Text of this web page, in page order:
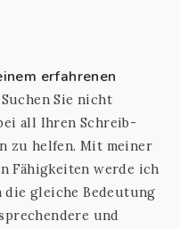
erfahrenen
Suchen Sie nicht
all Ihren Schreib-
zu helfen. Mit meiner
Fähigkeiten werde ich
gleiche Bedeutung
und